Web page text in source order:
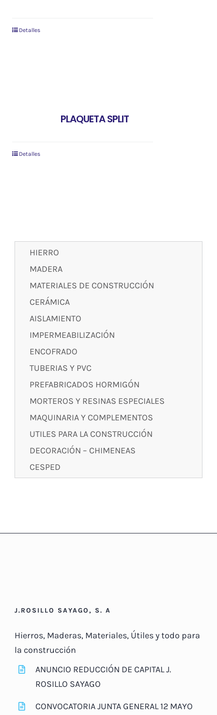
Detalles
PLAQUETA SPLIT
Detalles
HIERRO
MADERA
MATERIALES DE CONSTRUCCIÓN
CERÁMICA
AISLAMIENTO
IMPERMEABILIZACIÓN
ENCOFRADO
TUBERIAS Y PVC
PREFABRICADOS HORMIGÓN
MORTEROS Y RESINAS ESPECIALES
MAQUINARIA Y COMPLEMENTOS
UTILES PARA LA CONSTRUCCIÓN
DECORACIÓN – CHIMENEAS
CESPED
J.ROSILLO SAYAGO, S. A
Hierros, Maderas, Materiales, Útiles y todo para
la construcción
ANUNCIO REDUCCIÓN DE CAPITAL J.
ROSILLO SAYAGO
CONVOCATORIA JUNTA GENERAL 12 MAYO